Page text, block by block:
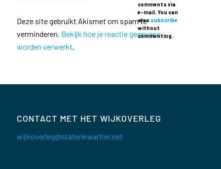
comments via
e-mail. You can
also subscribe
without
commenting.
Deze site gebruikt Akismet om spam te
verminderen. Bekijk hoe je reactie gegevens
worden verwerkt
CONTACT MET HET WIJKOVERLEG
wijkoverleg@statenkwartier.net